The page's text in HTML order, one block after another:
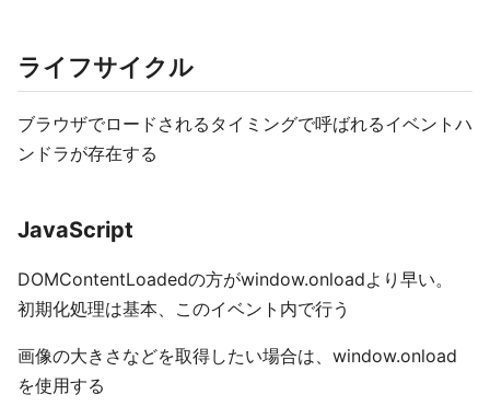
ライフサイクル
ブラウザでロードされるタイミングで呼ばれるイベントハ
ンドラが存在する
JavaScript
DOMContentLoadedの方がwindow.onloadより早い。
初期化処理は基本、このイベント内で行う
画像の大きさなどを取得したい場合は、window.onload
を使用する